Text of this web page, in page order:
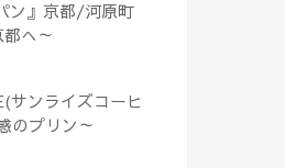
ン』京都/河原町
へ～
サンライズコーヒ
のプリン～